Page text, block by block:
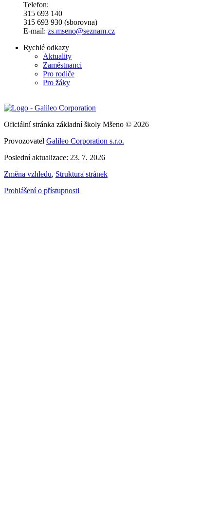
Telefon:
315 693 140
315 693 930 (sborovna)
E-mail: zs.mseno@seznam.cz
Rychlé odkazy
Aktuality
Zaměstnanci
Pro rodiče
Pro žáky
Oficiální stránka základní školy Mšeno © 2026
Provozovatel Galileo Corporation s.r.o.
Poslední aktualizace: 23. 7. 2026
Změna vzhledu, Struktura stránek
Prohlášení o přístupnosti